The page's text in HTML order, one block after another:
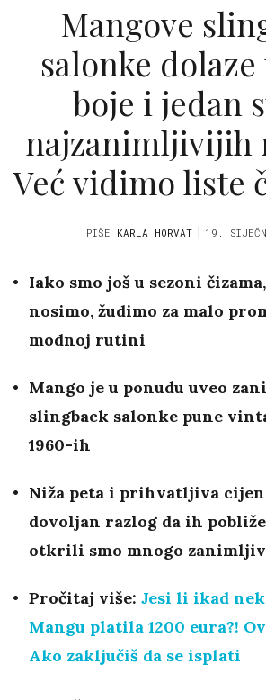
Mangove
salonke
boje i jedan
najzanimljivijih
Već vidimo liste
PIŠE KARLA HORVAT 19.
Iako smo još u sezoni
nosimo, žudimo za malo
modnoj rutini
Mango je u ponudu uveo
slingback salonke pune
1960-ih
Niža peta i prihvatljiva
dovoljan razlog da ih
otkrili smo mnogo
Pročitaj više: Jesi li ikad
Mangu platila 1200 eura?!
Ako zaključiš da se isplati